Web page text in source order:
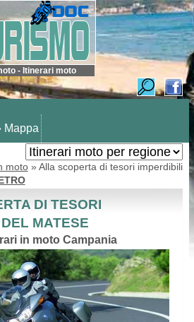
- Itinerari moto
Mappa
moto» Alla scoperta di tesori imperdibili
DI TESORI
MATESE
in moto Campania